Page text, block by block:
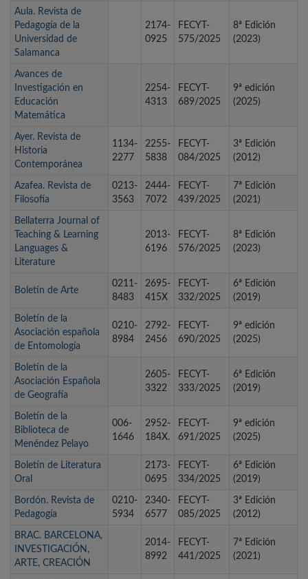
Aula. Revista de
Pedagogía de la
Universidad de
Salamanca
2174-
0925
FECYT-
575/2025
8ª Edición
(2023)
Avances de
Investigación en
Educación
Matemática
2254-
4313
FECYT-
689/2025
9ª edición
(2025)
Ayer. Revista de
Historia
Contemporánea
1134-
2277
2255-
5838
FECYT-
084/2025
3ª Edición
(2012)
Azafea. Revista de
Filosofía
0213-
3563
2444-
7072
FECYT-
439/2025
7ª Edición
(2021)
Bellaterra Journal of
Teaching & Learning
Languages &
Literature
2013-
6196
FECYT-
576/2025
8ª Edición
(2023)
Boletín de Arte
0211-
8483
2695-
415X
FECYT-
332/2025
6ª Edición
(2019)
Boletín de la
Asociación española
de Entomología
0210-
8984
2792-
2456
FECYT-
690/2025
9ª edición
(2025)
Boletín de la
Asociación Española
de Geografía
2605-
3322
FECYT-
333/2025
6ª Edición
(2019)
Boletín de la
Biblioteca de
Menéndez Pelayo
006-
1646
2952-
184X.
FECYT-
691/2025
9ª edición
(2025)
Boletín de Literatura
Oral
2173-
0695
FECYT-
334/2025
6ª Edición
(2019)
Bordón. Revista de
Pedagogía
0210-
5934
2340-
6577
FECYT-
085/2025
3ª Edición
(2012)
BRAC. BARCELONA,
INVESTIGACIÓN,
ARTE, CREACIÓN
2014-
8992
FECYT-
441/2025
7ª Edición
(2021)